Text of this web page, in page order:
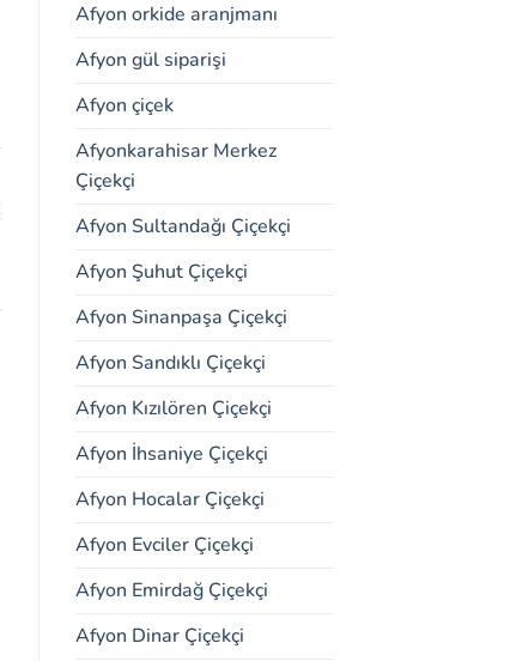
Afyon orkide aranjmanı
Afyon gül siparişi
Afyon çiçek
Afyonkarahisar Merkez
Çiçekçi
Afyon Sultandağı Çiçekçi
Afyon Şuhut Çiçekçi
Afyon Sinanpaşa Çiçekçi
Afyon Sandıklı Çiçekçi
Afyon Kızılören Çiçekçi
Afyon İhsaniye Çiçekçi
Afyon Hocalar Çiçekçi
Afyon Evciler Çiçekçi
Afyon Emirdağ Çiçekçi
Afyon Dinar Çiçekçi